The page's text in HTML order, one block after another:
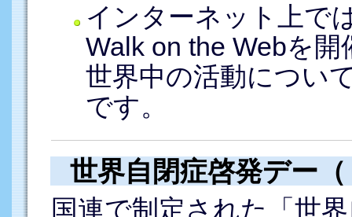
インターネット上で
Walk on the Webを
世界中の活動につい
です。
世界自閉症啓発デー
国連で制定された「世